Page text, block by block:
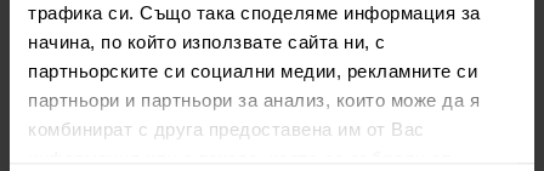
трафика си. Също така споделяме информация за
начина, по който използвате сайта ни, с
партньорските си социални медии, рекламните си
партньори и партньори за анализ, които може да я
комбинират с друга предоставена им от Вас